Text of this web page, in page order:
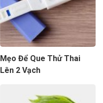
Mẹo Để Que Thử Thai
Lên 2 Vạch